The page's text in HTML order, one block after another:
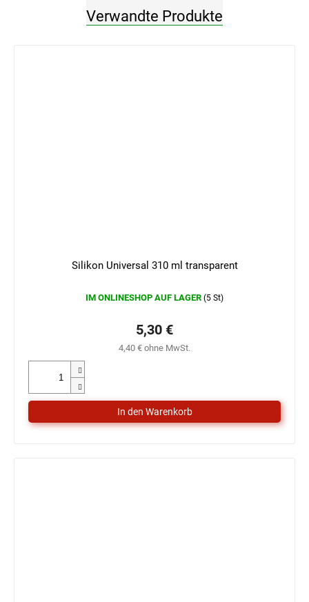
Verwandte Produkte
Silikon Universal 310 ml transparent
IM ONLINESHOP AUF LAGER (5 St)
4,40 € ohne MwSt.
5,30 €